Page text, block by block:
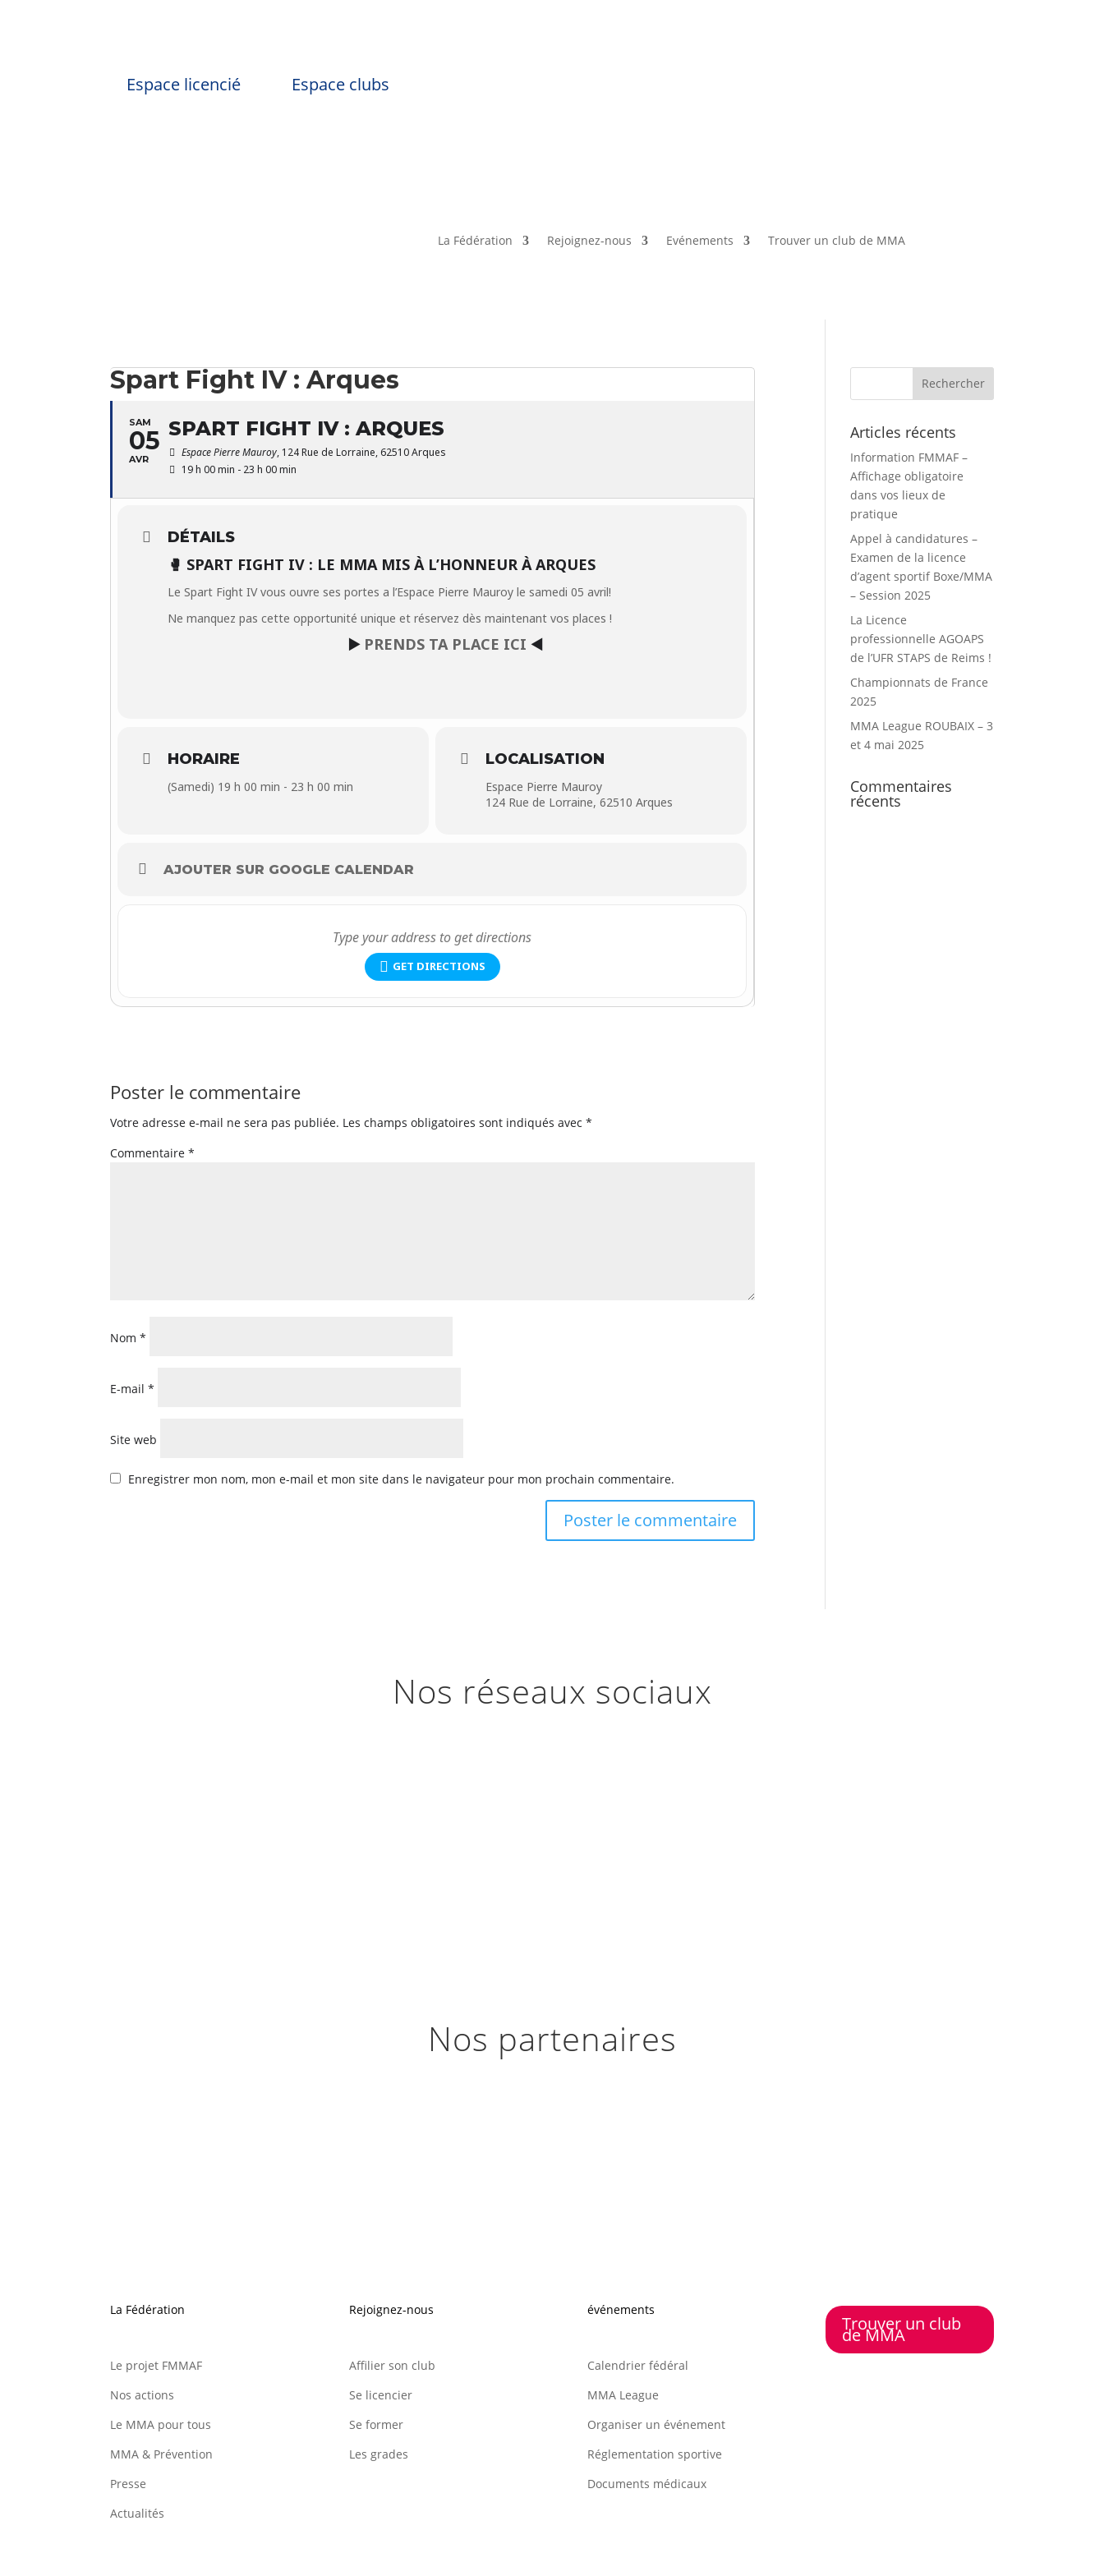
Espace licencié Espace clubs
La Fédération Rejoignez-nous Evénements Trouver un club de MMA
Spart Fight IV : Arques
SAM
05
AVR
SPART FIGHT IV : ARQUES
Espace Pierre Mauroy, 124 Rue de Lorraine, 62510 Arques
19 h 00 min - 23 h 00 min
DÉTAILS
🥊 SPART FIGHT IV : LE MMA MIS À L’HONNEUR À ARQUES
Le Spart Fight IV vous ouvre ses portes a l’Espace Pierre Mauroy le samedi 05 avril!
Ne manquez pas cette opportunité unique et réservez dès maintenant vos places !
▶️ PRENDS TA PLACE ICI ◀️
HORAIRE
(Samedi) 19 h 00 min - 23 h 00 min
LOCALISATION
Espace Pierre Mauroy
124 Rue de Lorraine, 62510 Arques
AJOUTER SUR GOOGLE CALENDAR
GET DIRECTIONS
Poster le commentaire
Votre adresse e-mail ne sera pas publiée. Les champs obligatoires sont indiqués avec*
Commentaire*
Nom*
E-mail*
Site web
Enregistrer mon nom, mon e-mail et mon site dans le navigateur pour mon prochain commentaire.
Articles récents
Information FMMAF –
Affichage obligatoire
dans vos lieux de
pratique
Appel à candidatures –
Examen de la licence
d’agent sportif Boxe/MMA
– Session 2025
La Licence
professionnelle AGOAPS
de l’UFR STAPS de Reims !
Championnats de France
2025
MMA League ROUBAIX – 3
et 4 mai 2025
Commentaires
récents
Nos réseaux sociaux
Nos partenaires
La Fédération
Le projet FMMAF
Nos actions
Le MMA pour tous
MMA & Prévention
Presse
Actualités
Rejoignez-nous
Affilier son club
Se licencier
Se former
Les grades
événements
Calendrier fédéral
MMA League
Organiser un événement
Réglementation sportive
Documents médicaux
Trouver un club
de MMA